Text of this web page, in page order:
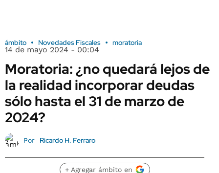
ámbito Novedades Fiscales moratoria
14 de mayo 2024 - 00:04
Moratoria: ¿no quedará lejos de
la realidad incorporar deudas
sólo hasta el 31 de marzo de
2024?
Por Ricardo H. Ferraro
+ Agregar ámbito en